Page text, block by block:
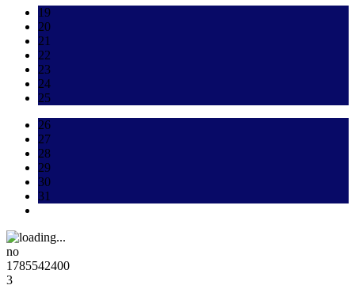
19
20
21
22
23
24
25
26
27
28
29
30
31
no
1785542400
3